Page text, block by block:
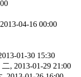
04-16 00:00
01-30 15:30
, 2013-01-29 21:00